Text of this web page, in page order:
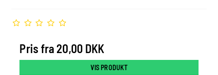
Pris fra 20,00 DKK
VIS PRODUKT